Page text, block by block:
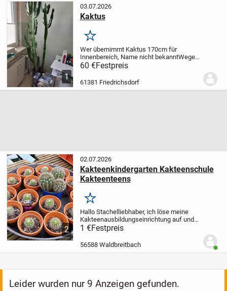
1
03.07.2026
Kaktus
Merken
Wer übernimmt Kaktus 170cm für
Innenbereich, Name nicht bekanntWegen
Platzbedarf abzugeben
60 €Festpreis
61381 Friedrichsdorf
2
02.07.2026
Kakteenkindergarten Kakteenschule
Kakteenteens
Merken
Hallo Stachelliebhaber, ich löse meine
Kakteenausbildungseinrichtung auf und
verkaufe hier meine Stachelbabies und
meine Stachelteens. Als Größenvergleich
habe ich ein Feuerzeug mit auf den
1 €Festpreis
56588 Waldbreitbach
Leider wurden nur 9 Anzeigen gefunden.